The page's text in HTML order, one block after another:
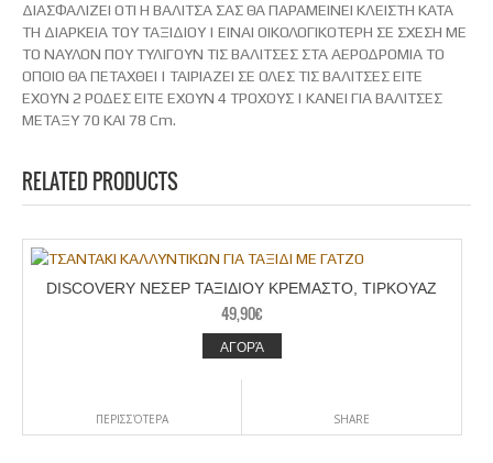
ΔΙΑΣΦΑΛΙΖΕΙ ΟΤΙ Η ΒΑΛΙΤΣΑ ΣΑΣ ΘΑ ΠΑΡΑΜΕΙΝΕΙ ΚΛΕΙΣΤΗ ΚΑΤΑ
ΤΗ ΔΙΑΡΚΕΙΑ ΤΟΥ ΤΑΞΙΔΙΟΥ | ΕΙΝΑΙ ΟΙΚΟΛΟΓΙΚΟΤΕΡΗ ΣΕ ΣΧΕΣΗ ΜΕ
ΤΟ ΝΑΥΛΟΝ ΠΟΥ ΤΥΛΙΓΟΥΝ ΤΙΣ ΒΑΛΙΤΣΕΣ ΣΤΑ ΑΕΡΟΔΡΟΜΙΑ ΤΟ
ΟΠΟΙΟ ΘΑ ΠΕΤΑΧΘΕΙ | ΤΑΙΡΙΑΖΕΙ ΣΕ ΟΛΕΣ ΤΙΣ ΒΑΛΙΤΣΕΣ ΕΙΤΕ
ΕΧΟΥΝ 2 ΡΟΔΕΣ ΕΙΤΕ ΕΧΟΥΝ 4 ΤΡΟΧΟΥΣ | ΚΑΝΕΙ ΓΙΑ ΒΑΛΙΤΣΕΣ
ΜΕΤΑΞΥ 70 ΚΑΙ 78 Cm.
RELATED PRODUCTS
DISCOVERY ΝΕΣΕΡ ΤΑΞΙΔΙΟΥ ΚΡΕΜΑΣΤΟ, ΤΙΡΚΟΥΑΖ
49,90€
ΑΓΟΡΆ
ΠΕΡΙΣΣΌΤΕΡΑ SHARE